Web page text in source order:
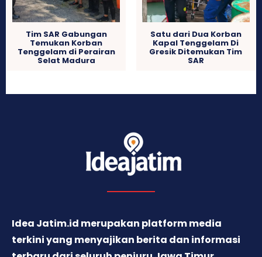
Tim SAR Gabungan
Temukan Korban
Tenggelam di Perairan
Selat Madura
Satu dari Dua Korban
Kapal Tenggelam Di
Gresik Ditemukan Tim
SAR
Idea Jatim.id merupakan platform media
terkini yang menyajikan berita dan informasi